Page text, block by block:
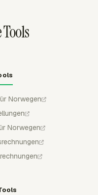
Norwegen
Norwegen